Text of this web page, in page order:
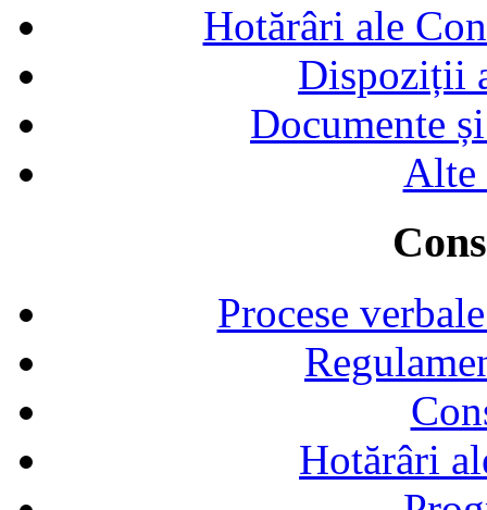
Hotărâri ale
Dispoziții
Documente
Alte
Procese
Hotărâri